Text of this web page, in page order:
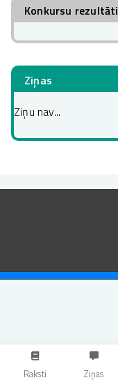
Konkursu rezultāti
Ziņas
Ziņu nav...
Raksti Ziņas